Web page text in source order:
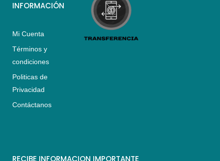
INFORMACIÓN
Mi Cuenta
Términos y
condiciones
Politicas de
Privacidad
Contáctanos